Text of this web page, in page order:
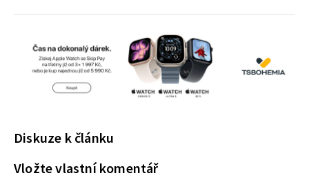
Diskuze k článku
Vložte vlastní komentář